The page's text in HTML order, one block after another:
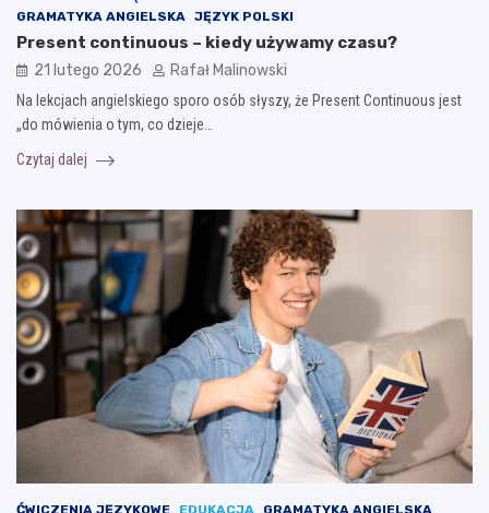
GRAMATYKA ANGIELSKA JĘZYK POLSKI
Present continuous – kiedy używamy czasu?
21 lutego 2026 Rafał Malinowski
Na lekcjach angielskiego sporo osób słyszy, że Present Continuous jest
„do mówienia o tym, co dzieje…
Czytaj dalej